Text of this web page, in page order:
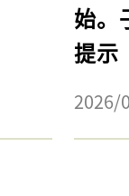
始。
提示
2026/